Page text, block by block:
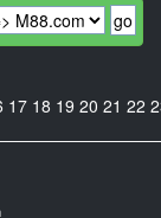
17 18 19 20 21 22